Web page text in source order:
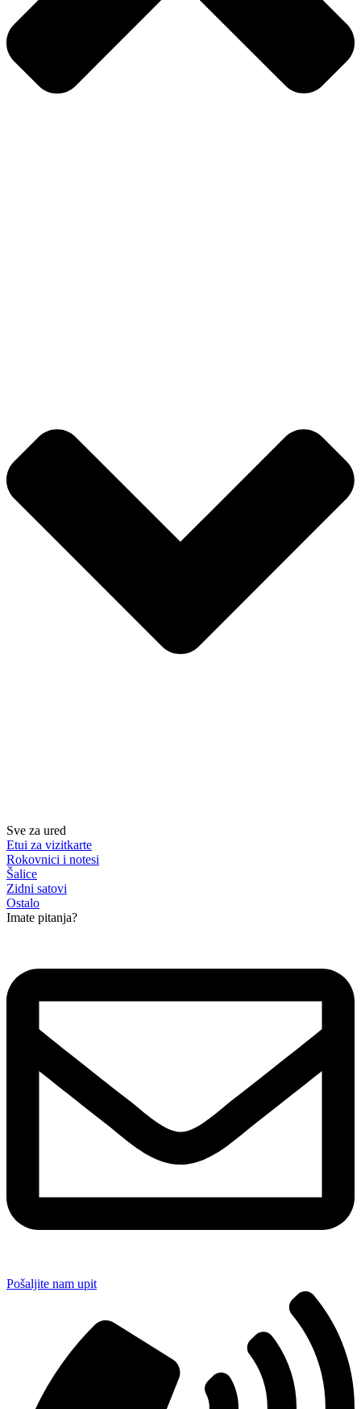
Sve za ured
Etui za vizitkarte
Rokovnici i notesi
Šalice
Zidni satovi
Ostalo
Imate pitanja?
Pošaljite nam upit